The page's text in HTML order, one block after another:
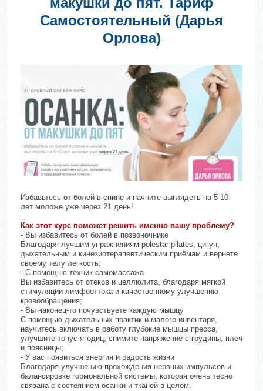
Самостоятельный (Дарья
Орлова)
Избавьтесь от болей в спине и начните выглядеть на 5-10
лет моложе уже через 21 день!
Как этот курс поможет решить именно вашу проблему?
- Вы избавитесь от болей в позвоночнике
Благодаря лучшим упражнениям polestar pilates, цигун,
дыхательным и кинезиотерапевтическим приёмам и вернете
своему телу легкость;
- С помощью техник самомассажа
Вы избавитесь от отеков и целлюлита, благодаря мягкой
стимуляции лимфооттока и качественному улучшению
кровообращения;
- Вы наконец-то почувствуете каждую мышцу
С помощью дыхательных практик и малого инвентаря,
научитесь включать в работу глубокие мышцы пресса,
улучшите тонус ягодиц, снимите напряжение с грудины, плеч
и поясницы;
- У вас появиться энергия и радость жизни
Благодаря улучшению прохождения нервных импульсов и
балансировке гормональной системы, которая очень тесно
связана с состоянием осанки и тканей в целом.